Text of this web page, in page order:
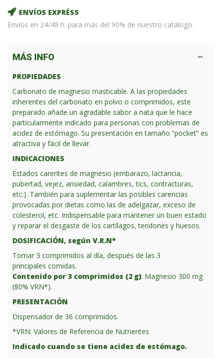
ENVÍOS EXPRÉSS
Envíos en 24/48 h. para más del 90% de nuestro catálogo.
MÁS INFO
PROPIEDADES
Carbonato de magnesio masticable. A las propiedades
inherentes del carbonato en polvo o comprimidos, este
preparado añade un agradable sabor a nata que le hace
particularmente indicado para personas con problemas de
acidez de estómago. Su presentación en tamaño “pocket” es
atractiva y fácil de llevar.
INDICACIONES
Estados carentes de magnesio (embarazo, lactancia,
pubertad, vejez, ansiedad, calambres, tics, contracturas,
etc.). También para suplementar las posibles carencias
provocadas por dietas como las de adelgazar, exceso de
colesterol, etc. Indispensable para mantener un buen estado
y reparar el desgaste de los cartílagos, tendones y huesos.
DOSIFICACIÓN, según V.R.N*
Tomar 3 comprimidos al día, después de las 3
principales comidas.
Contenido por 3 comprimidos (2 g): Magnesio 300 mg
(80% VRN*).
PRESENTACIÓN
Dispensador de 36 comprimidos.
*VRN: Valores de Referencia de Nutrientes
Indicado cuando se tiene acidez de estómago.